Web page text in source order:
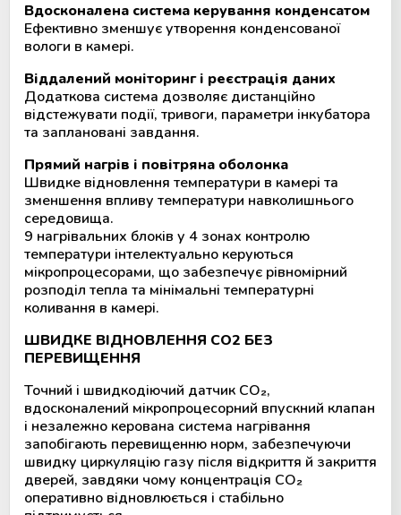
Вдосконалена система керування конденсатом
Ефективно зменшує утворення конденсованої
вологи в камері.
Віддалений моніторинг і реєстрація даних
Додаткова система дозволяє дистанційно
відстежувати події, тривоги, параметри інкубатора
та заплановані завдання.
Прямий нагрів і повітряна оболонка
Швидке відновлення температури в камері та
зменшення впливу температури навколишнього
середовища.
9 нагрівальних блоків у 4 зонах контролю
температури інтелектуально керуються
мікропроцесорами, що забезпечує рівномірний
розподіл тепла та мінімальні температурні
коливання в камері.
ШВИДКЕ ВІДНОВЛЕННЯ СО2 БЕЗ
ПЕРЕВИЩЕННЯ
Точний і швидкодіючий датчик CO₂,
вдосконалений мікропроцесорний впускний клапан
і незалежно керована система нагрівання
запобігають перевищенню норм, забезпечуючи
швидку циркуляцію газу після відкриття й закриття
дверей, завдяки чому концентрація CO₂
оперативно відновлюється і стабільно